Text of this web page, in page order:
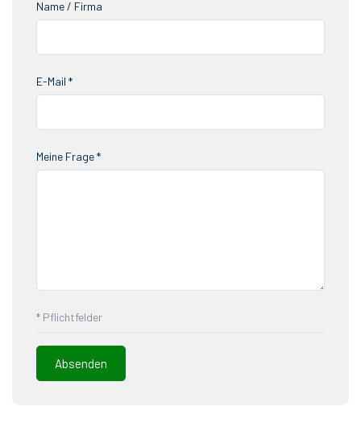
Name / Firma
E-Mail *
Meine Frage *
* Pflichtfelder